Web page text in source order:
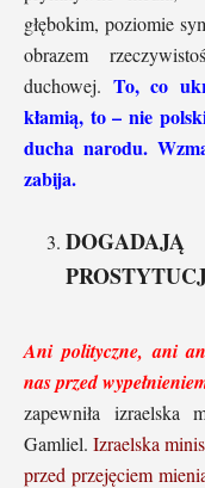
głębokim, poziomie
obrazem
duchowej. To, co
kłamią, to – nie
ducha narodu.
zabija.
Ani polityczne, ani
nas przed
zapewniła izraelska
Gamliel. Izraelska
przed przejęciem